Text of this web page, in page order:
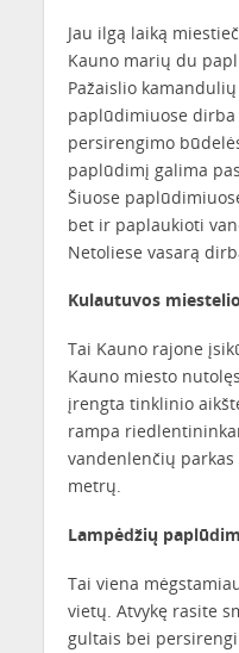
Jau ilgą laiką
Kauno marių du
Pažaislio
paplūdimiuose
persirengimo
paplūdimį galima
Šiuose
bet ir paplaukioti
Netoliese vasarą
Kulautuvos
Tai Kauno rajone
Kauno miesto
įrengta tinklinio
rampa
vandenlenčių
metrų.
Lampėdžių
Tai viena
vietų. Atvykę rasite
gultais bei